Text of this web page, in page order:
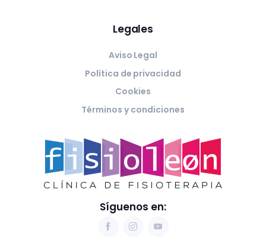
Legales
Aviso Legal
Política de privacidad
Cookies
Términos y condiciones
Síguenos en: